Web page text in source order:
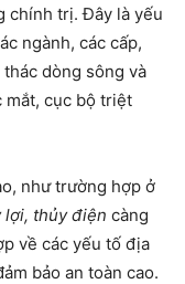
chính trị. Đây là yếu
ngành, các cấp,
dòng sông và
mắt, cục bộ triệt
như trường hợp ở
lợi, thủy điện càng
về các yếu tố địa
bảo an toàn cao.